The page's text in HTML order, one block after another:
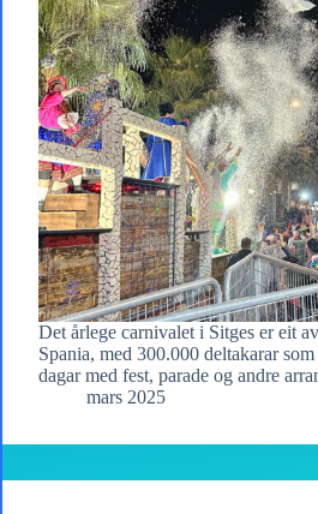
Det årlege carnivalet i Sitges er eit
Spania, med 300.000 deltakarar
dagar med fest, parade og andre
mars 2025